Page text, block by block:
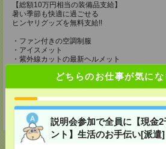
どちらのお仕事が気にな
説明会参加で全員に【現金
ント】生活のお手伝い[派遣]
【総額10万円相当の装備品支給】
暑い季節も快適に過ごせる
ヒンヤリグッズを無料支給!!
・ファン付きの空調制服
・アイスメット
・紫外線カットの最新ヘルメット
・塩分タブレット
・完全防水リュック
・軽量安全靴
・靴下3足
・ドリンク手当（200円/1勤務につき）